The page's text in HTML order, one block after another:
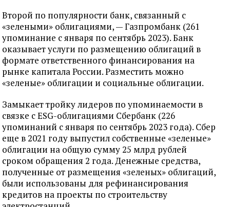
Второй по популярности банк, связанный с
«зелеными» облигациями, — Газпромбанк (261
упоминание с января по сентябрь 2023). Банк
оказывает услуги по размещению облигаций в
формате ответственного финансирования на
рынке капитала России. Разместить можно
«зеленые» облигации и социальные облигации.
Замыкает тройку лидеров по упоминаемости в
связке с ESG-облигациями Сбербанк (226
упоминаний с января по сентябрь 2023 года). Сбер
еще в 2021 году выпустил собственные «зеленые»
облигации на общую сумму 25 млрд рублей
сроком обращения 2 года. Денежные средства,
полученные от размещения «зеленых» облигаций,
были использованы для рефинансирования
кредитов на проекты по строительству